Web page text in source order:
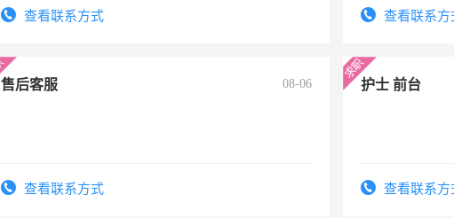
查看联系方式 查看联系方
售后客服 08-06
查看联系方式
护士 前台
查看联系方